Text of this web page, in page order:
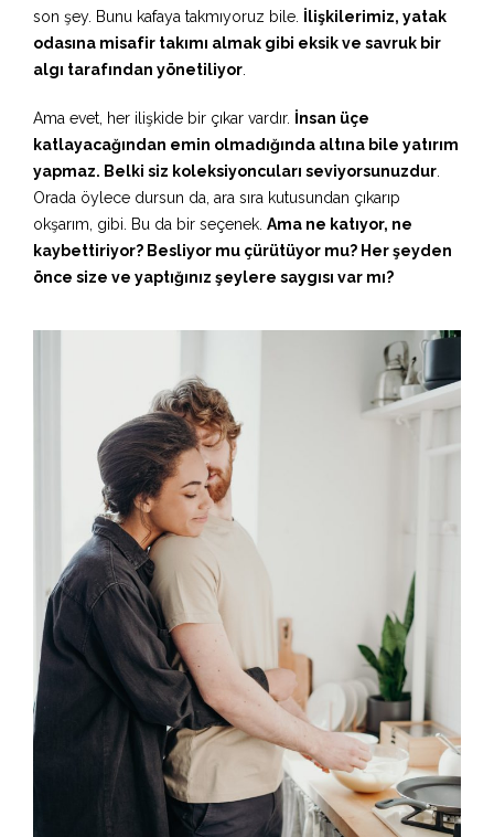
son şey. Bunu kafaya takmıyoruz bile. İlişkilerimiz, yatak
odasına misafir takımı almak gibi eksik ve savruk bir
algı tarafından yönetiliyor
Ama evet, her ilişkide bir çıkar vardır. İnsan üçe
katlayacağından emin olmadığında altına bile yatırım
yapmaz. Belki siz koleksiyoncuları seviyorsunuzdur
Orada öylece dursun da, ara sıra kutusundan çıkarıp
okşarım, gibi. Bu da bir seçenek. Ama ne katıyor, ne
kaybettiriyor? Besliyor mu çürütüyor mu? Her şeyden
önce size ve yaptığınız şeylere saygısı var mı?